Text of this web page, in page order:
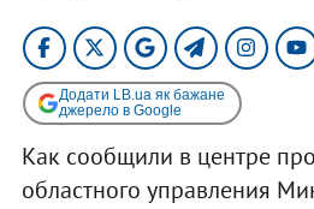
Додати LB.ua як бажане
джерело в Google
Как сообщили в центре
областного управления